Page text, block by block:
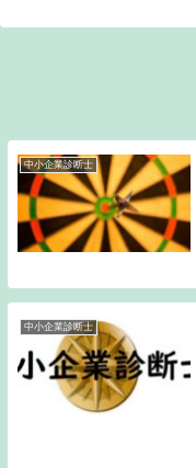
中小企業診断士
中小企業診断士